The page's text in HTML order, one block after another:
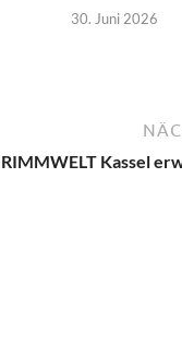
30. Juni 2026
Kassel